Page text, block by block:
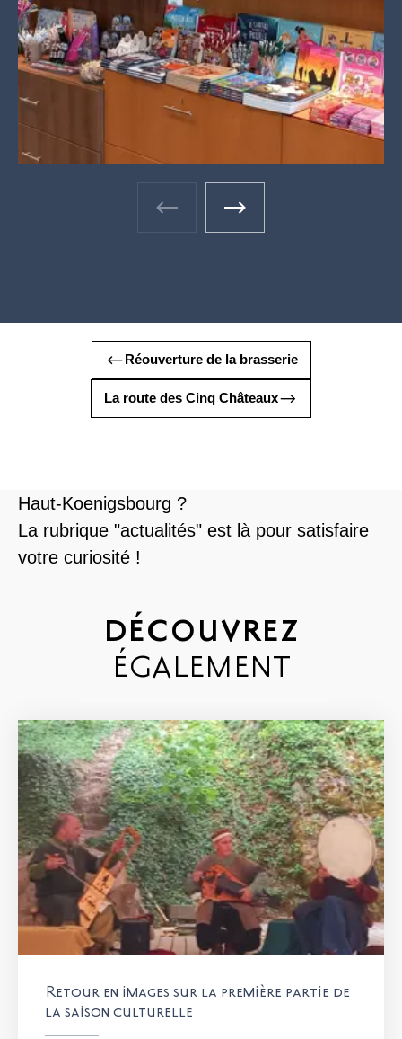
Galerie photos - Photo
Galerie photos - Photo
Réouverture de la brasserie
La route des Cinq Châteaux
Haut-Koenigsbourg ?
La rubrique "actualités" est là pour satisfaire
votre curiosité !
DÉCOUVREZ
ÉGALEMENT
Retour en images sur la première partie de
la saison culturelle